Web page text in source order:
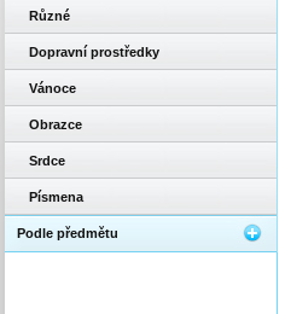
Různé
Dopravní prostředky
Vánoce
Obrazce
Srdce
Písmena
Podle předmětu